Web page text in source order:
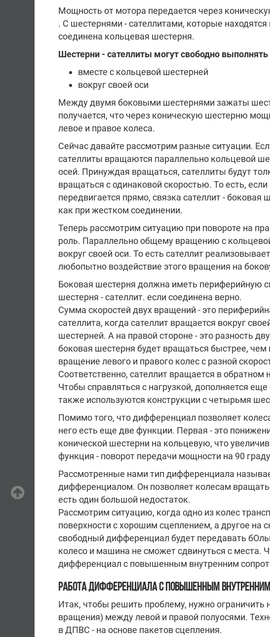
Мощность от мотора передается через
. С шестернями - сателлитами, которые
соединена кольцевая шестерня.
Шестерни - сателлиты могут свободно
вместе с кольцевой шестерней
вокруг своей оси
Между двумя боковыми шестернями зажаты
получается, что через коническую шестерню
левое и правое колеса.
Сейчас давайте рассмотрим разные ситуации.
сателлиты вращаются параллельно кольцевой
осей. Принуждая вращаться, сателлиты будут
вращаться с одинаковой скоростью. То есть,
передвигается прямо, связка сателлит -
как при жестком соединении.
Теперь рассмотрим ситуацию при повороте на
роль. Параллельно общему вращению с
вокруг своей оси. То есть сателлит
любопытно воздействие этого вращения на
Боковая шестерня должна иметь периферийную
шестерня - сателлит. если соединена верно.
Сумма скоростей двух вращений - это
сателлита, когда сателлит вращается вокруг
шестерней. А на правой стороне - это разность
боковая шестерня будет вращаться быстрее,
вращение левого и правого колес с разной
Соответственно, сателлит вращается в обратном
Чтобы справляться с нагрузкой, дополняется
также используются конструкции с четырьмя
Помимо того, что дифференциал позволяет
него есть еще две функции. Первая - это
конической шестерни на кольцевую, что
функция - поворот передачи мощности на 90
Рассмотренные нами тип дифференциала
дифференциалом. Он позволяет колесам
есть один большой недостаток.
Рассмотрим ситуацию, когда одно из колес
поверхности с хорошим сцеплением, а другое на
свободный дифференциал будет передавать
колесо и машина не сможет сдвинуться с места.
дифференциал с повышенным внутренним
РАБОТА ДИФФЕРЕНЦИАЛА С ПОВЫШЕННЫМ
Итак, чтобы решить проблему, нужно ограничить
вращения) между левой и правой полуосями.
в ДПВС - на основе пакетов сцепления.